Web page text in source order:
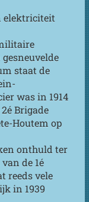
elektriciteit
staat de
was in 1914
Brigade
Houtem op
onthuld ter
de 1é
reeds vele
in 1939